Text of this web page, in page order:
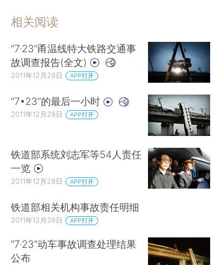
相关阅读
“7·23”甬温线特大铁路交通事
故调查报告(全文)
2011年12月28日 APP打开
“7•23”的最后一小时
2011年12月28日 APP打开
铁道部系统刘志军等54人责任
一览
2011年12月28日 APP打开
铁道部相关机构事故责任明细
2011年12月28日 APP打开
“7·23”动车事故调查处理结果
公布